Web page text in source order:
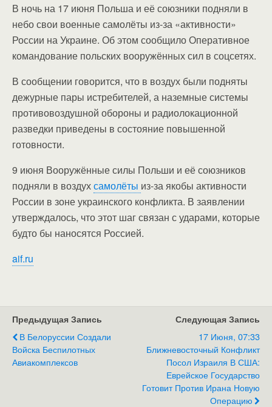
В ночь на 17 июня Польша и её союзники подняли в
небо свои военные самолёты из-за «активности»
России на Украине. Об этом сообщило Оперативное
командование польских вооружённых сил в соцсетях.
В сообщении говорится, что в воздух были подняты
дежурные пары истребителей, а наземные системы
противовоздушной обороны и радиолокационной
разведки приведены в состояние повышенной
готовности.
9 июня Вооружённые силы Польши и её союзников
подняли в воздухсамолёты из-за якобы активности
России в зоне украинского конфликта. В заявлении
утверждалось, что этот шаг связан с ударами, которые
будто бы наносятся Россией.
aif.ru
Предыдущая Запись
В Белоруссии Создали
Войска Беспилотных
Авиакомплексов
Следующая Запись
17 Июня, 07:33
Ближневосточный Конфликт
Посол Израиля В США:
Еврейское Государство
Готовит Против Ирана Новую
Операцию